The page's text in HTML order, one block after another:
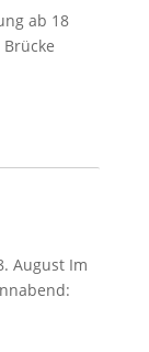
ab 18
August Im